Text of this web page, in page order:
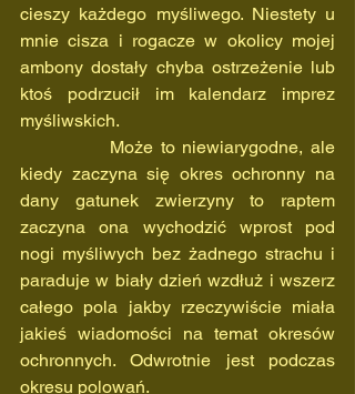
cieszy każdego myśliwego. Niestety u
mnie cisza i rogacze w okolicy mojej
ambony dostały chyba ostrzeżenie lub
ktoś podrzucił im kalendarz imprez
myśliwskich.
kiedy zaczyna się okres ochronny na
dany gatunek zwierzyny to raptem
zaczyna ona wychodzić wprost pod
nogi myśliwych bez żadnego strachu i
paraduje w biały dzień wzdłuż i wszerz
całego pola jakby rzeczywiście miała
jakieś wiadomości na temat okresów
ochronnych. Odwrotnie jest podczas
okresu polowań.